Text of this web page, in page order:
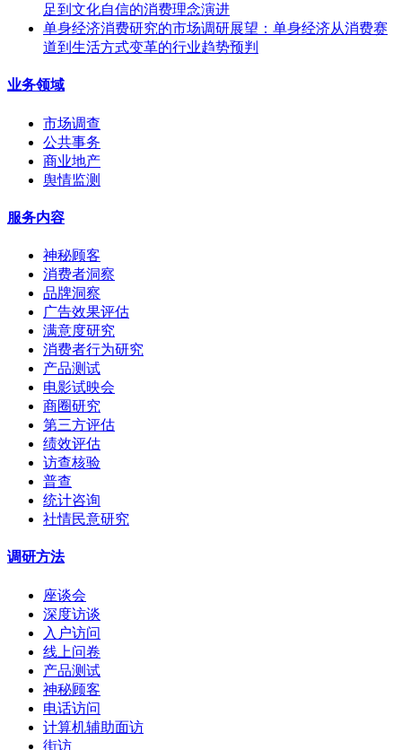
足到文化自信的消费理念演进
单身经济消费研究的市场调研展望：单身经济从消费赛
道到生活方式变革的行业趋势预判
业务领域
市场调查
公共事务
商业地产
舆情监测
服务内容
神秘顾客
消费者洞察
品牌洞察
广告效果评估
满意度研究
消费者行为研究
产品测试
电影试映会
商圈研究
第三方评估
绩效评估
访查核验
普查
统计咨询
社情民意研究
调研方法
座谈会
深度访谈
入户访问
线上问卷
产品测试
神秘顾客
电话访问
计算机辅助面访
街访